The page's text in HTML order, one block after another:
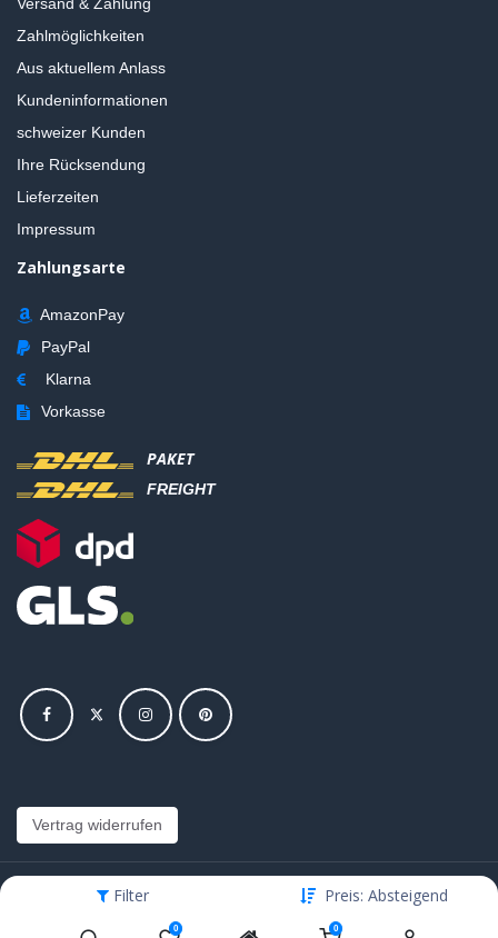
Filter Preis: Absteigend
0 0
Zahlmöglichkeiten
Aus aktuellem Anlass
Kundeninformationen
schweizer Kunden
Ihre Rücksendung
Lieferzeiten
Impressum
Zahlungsarte
AmazonPay
PayPal
Klarna
Vorkasse
PAKET
FREIGHT
Vertrag widerrufen
Copyright © Hajus AG - Alle Rechte vorbehalten